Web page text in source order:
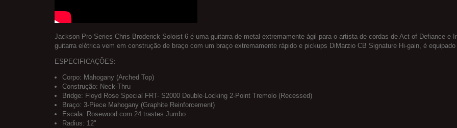
Jackson Pro Series Chris Broderick Soloist 6 é uma guitarra de metal extremamente ágil para o artista de cordas de Act of Defiance e
guitarra elétrica vem em construção de braço com um braço extremamente rápido e pickups DiMarzio CB Signature Hi-gain, é
ESPECIFICAÇÕES:
Corpo: Mahogany (Arched Top)
Construção: Neck-Thru
Bridge: Floyd Rose Special FRT- S2000 Double-Locking 2-Point Tremolo (Recessed)
Braço: 3-Piece Mahogany (Graphite Reinforcement)
Escala: Rosewood com 24 trastes Jumbo
Radius: 12"